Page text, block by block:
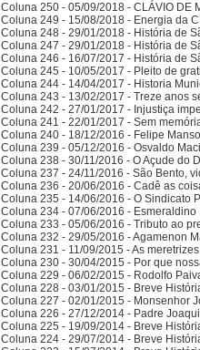
Coluna 250 - 05/09/2018 - CLÁVIO DE
Coluna 249 - 15/08/2018 - Energia da
Coluna 248 - 29/01/2018 - História de
Coluna 247 - 29/01/2018 - História de
Coluna 246 - 16/07/2017 - História de
Coluna 245 - 10/05/2017 - Pleito de
Coluna 244 - 14/04/2017 - Historia
Coluna 243 - 13/02/2017 - Treze anos
Coluna 242 - 27/01/2017 - Injustiça
Coluna 241 - 22/01/2017 - Sem
Coluna 240 - 18/12/2016 - Felipe
Coluna 239 - 05/12/2016 - Osvaldo
Coluna 238 - 30/11/2016 - O Açude do
Coluna 237 - 24/11/2016 - São Bento,
Coluna 236 - 20/06/2016 - Cadê as
Coluna 235 - 14/06/2016 - O Sindicato
Coluna 234 - 07/06/2016 -
Coluna 233 - 05/06/2016 - Tributo ao
Coluna 232 - 29/05/2016 - Agamenon
Coluna 231 - 11/09/2015 - As
Coluna 230 - 30/04/2015 - Por que
Coluna 229 - 06/02/2015 - Rodolfo
Coluna 228 - 03/01/2015 - Breve
Coluna 227 - 02/01/2015 - Monsenhor
Coluna 226 - 27/12/2014 - Padre
Coluna 225 - 19/09/2014 - Breve
Coluna 224 - 29/07/2014 - Breve